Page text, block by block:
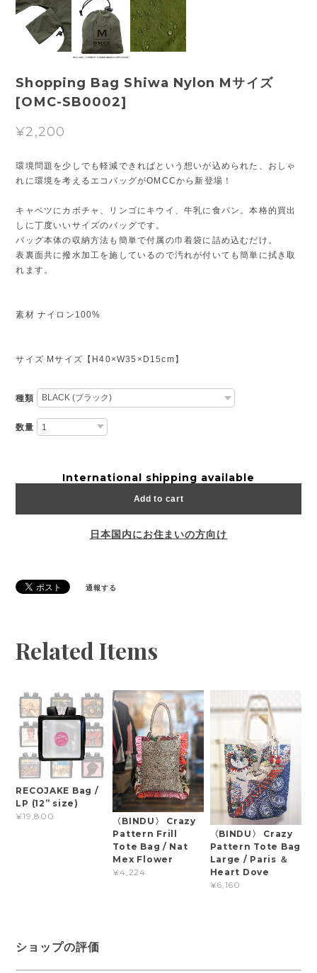
Shopping Bag Shiwa Nylon Mサイズ
[OMC-SB0002]
¥2,200
環境問題を少しでも軽減できればという想いが込められた、おしゃ
れに環境を考えるエコバッグがOMCCから新登場！
キャベツにカボチャ、リンゴにキウイ、牛乳に食パン。本格的買出
しに丁度いいサイズのバッグです。
バッグ本体の収納方法も簡単で付属の巾着袋に詰め込むだけ。
表裏面共に撥水加工を施しているので汚れが付いても簡単に拭き取
れます。
素材 ナイロン100%
サイズ Mサイズ【H40×W35×D15cm】
種類
数量
International shipping available
Add to cart
日本国内にお住まいの方向け
通報する
Related Items
RECOJAKE Bag /
LP (12” size)
¥19,800
〈BINDU〉 Crazy
Pattern Frill
Tote Bag / Nat
Mex Flower
¥4,224
〈BINDU〉 Crazy
Pattern Tote Bag
Large / Paris ＆
Heart Dove
¥6,160
ショップの評価